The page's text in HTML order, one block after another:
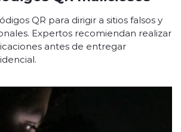
QR para dirigir a sitios falsos y
Expertos recomiendan realizar
antes de entregar